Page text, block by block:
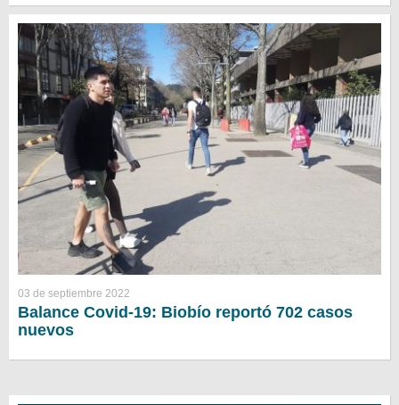
03 de septiembre 2022
Balance Covid-19: Biobío reportó 702 casos
nuevos